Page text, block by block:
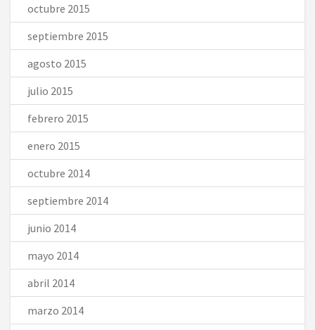
octubre 2015
septiembre 2015
agosto 2015
julio 2015
febrero 2015
enero 2015
octubre 2014
septiembre 2014
junio 2014
mayo 2014
abril 2014
marzo 2014